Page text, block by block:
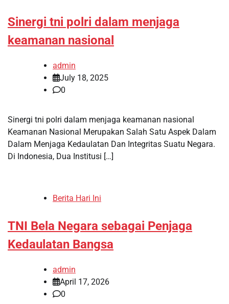
Sinergi tni polri dalam menjaga
keamanan nasional
admin
July 18, 2025
0
Sinergi tni polri dalam menjaga keamanan nasional
Keamanan Nasional Merupakan Salah Satu Aspek Dalam
Dalam Menjaga Kedaulatan Dan Integritas Suatu Negara.
Di Indonesia, Dua Institusi […]
Berita Hari Ini
TNI Bela Negara sebagai Penjaga
Kedaulatan Bangsa
admin
April 17, 2026
0